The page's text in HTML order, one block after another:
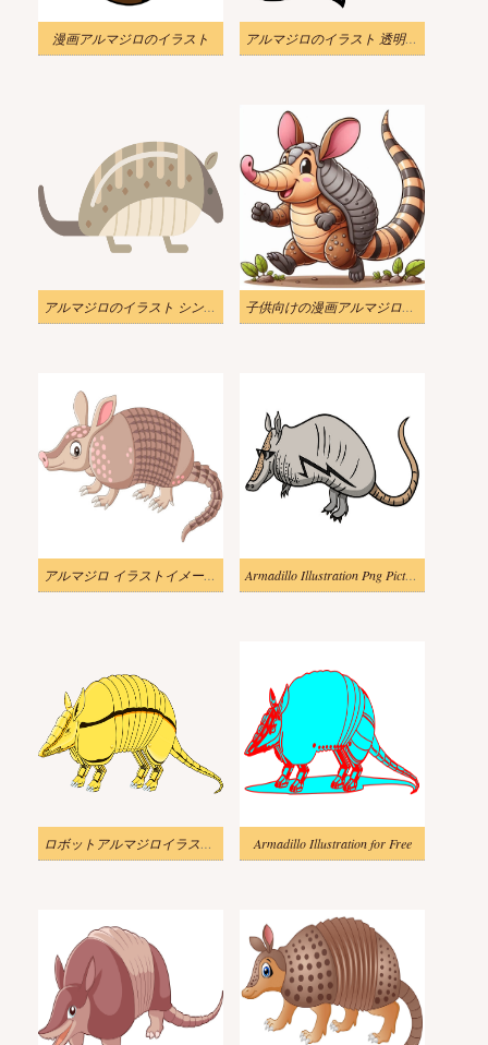
漫画アルマジロのイラスト アルマジロのイラスト 透明画像 3
アルマジロのイラスト シンプル 透明 子供向けの漫画アルマジロのイラスト
アルマジロ イラストイメージ 2 Armadillo Illustration Png Picture
ロボットアルマジロイラスト透明 Armadillo Illustration for Free